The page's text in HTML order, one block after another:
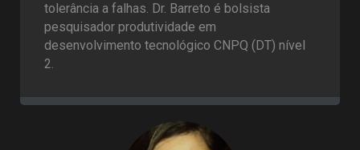
tolerância a falhas. Dr. Barreto é bolsista
pesquisador produtividade em
desenvolvimento tecnológico CNPQ (DT) nível
2.